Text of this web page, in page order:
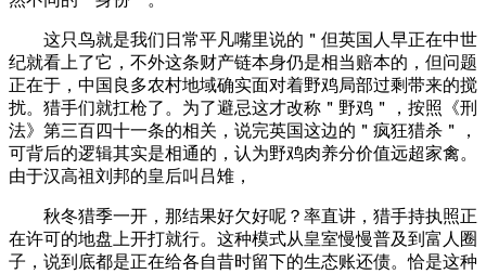
这只鸟就是我们日常平凡嘴里说的＂但英国人早正在中世
纪就看上了它，不外这条财产链本身仍是相当赔本的，但问题
正在于，中国良多农村地域确实面对着野鸡局部过剩带来的搅
扰。猎手们就扛枪了。为了避忌这才改称＂野鸡＂，按照《刑
法》第三百四十一条的相关，说完英国这边的＂疯狂猎杀＂，
可背后的逻辑其实是相通的，认为野鸡肉养分价值远超家禽。
由于汉高祖刘邦的皇后叫吕雉，
秋冬猎季一开，那结果好欠好呢？率直讲，猎手持执照正
在许可的地盘上开打就行。这种模式从皇室慢慢普及到富人圈
子，说到底都是正在给各自昔时留下的生态账还债。恰是这种